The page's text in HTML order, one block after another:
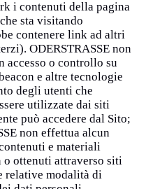
i contenuti della pagina
sta visitando
contenere link ad altri
ODERSTRASSE non
accesso o controllo su
e altre tecnologie
degli utenti che
utilizzate dai siti
può accedere dal Sito;
non effettua alcun
e materiali
o ottenuti attraverso siti
relative modalità di